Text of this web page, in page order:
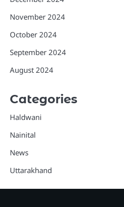
November 2024
October 2024
September 2024
August 2024
Categories
Haldwani
Nainital
News
Uttarakhand